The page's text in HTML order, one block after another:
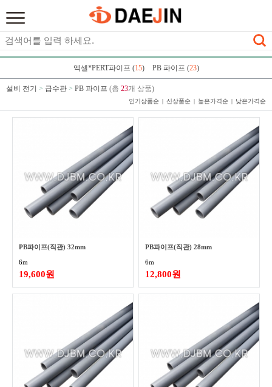
엑셀*PERT파이프 (15) PB 파이프 (23)
설비 전기 > 급수관 > PB 파이프 (총 23개 상품)
인기상품순 신상품순 높은가격순 낮은가격순
PB파이프(직관) 32mm
6m
19,600원
PB파이프(직관) 28mm
6m
12,800원